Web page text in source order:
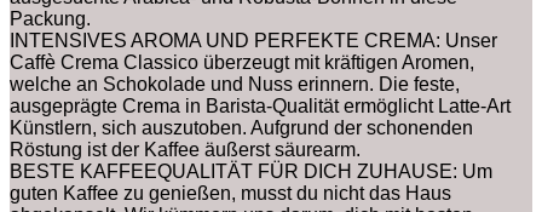
Packung.
INTENSIVES AROMA UND PERFEKTE CREMA: Unser
Caffè Crema Classico überzeugt mit kräftigen Aromen,
welche an Schokolade und Nuss erinnern. Die feste,
ausgeprägte Crema in Barista-Qualität ermöglicht Latte-Art
Künstlern, sich auszutoben. Aufgrund der schonenden
Röstung ist der Kaffee äußerst säurearm.
BESTE KAFFEEQUALITÄT FÜR DICH ZUHAUSE: Um
guten Kaffee zu genießen, musst du nicht das Haus